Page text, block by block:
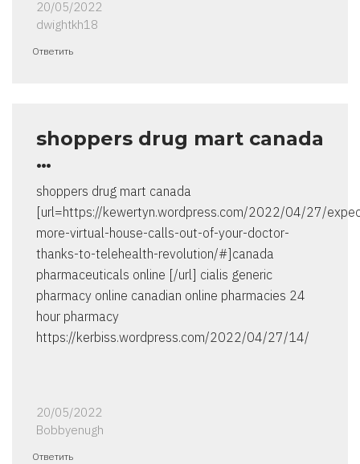
20/05/2022
dwightkh18
Ответить
shoppers drug mart canada
…
shoppers drug mart canada
[url=https://kewertyn.wordpress.com/2022/04/27/
more-virtual-house-calls-out-of-your-doctor-
thanks-to-telehealth-revolution/#]canada
pharmaceuticals online [/url] cialis generic
pharmacy online canadian online pharmacies 24
hour pharmacy
https://kerbiss.wordpress.com/2022/04/27/14/
20/05/2022
Bobbyenugh
Ответить